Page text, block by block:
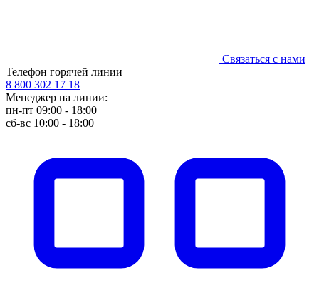
Связаться с нами
Телефон горячей линии
8 800 302 17 18
Менеджер на линии:
пн-пт 09:00 - 18:00
сб-вс 10:00 - 18:00